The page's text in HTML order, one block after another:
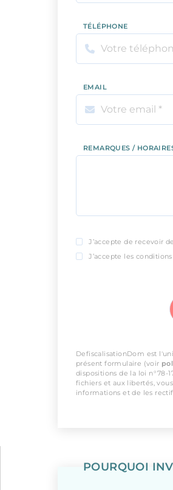
TÉLÉPHONE
EMAIL
REMARQUES /
J’accepte de recevoir
J’accepte les
DefiscalisationDom est
présent formulaire (voir
dispositions de la loi n°78-
fichiers et aux libertés,
informations et de les
POURQUOI